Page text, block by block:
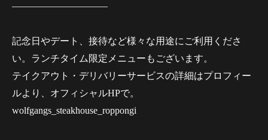
——————————
記念日やデート、接待など様々な用途にご利用くださ
い。ランチタイム限定メニューもございます。
テイクアウト・デリバリーサービスの詳細はプロフィー
ルより、オフィシャルHPで。
wolfgangs_steakhouse_roppongi